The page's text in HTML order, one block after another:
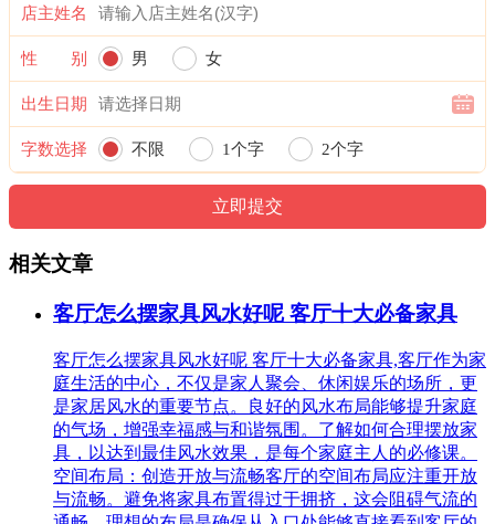
店主姓名
性 别 男 女
出生日期
字数选择 不限 1个字 2个字
相关文章
客厅怎么摆家具风水好呢 客厅十大必备家具
客厅怎么摆家具风水好呢 客厅十大必备家具,客厅作为家
庭生活的中心，不仅是家人聚会、休闲娱乐的场所，更
是家居风水的重要节点。良好的风水布局能够提升家庭
的气场，增强幸福感与和谐氛围。了解如何合理摆放家
具，以达到最佳风水效果，是每个家庭主人的必修课。
空间布局：创造开放与流畅客厅的空间布局应注重开放
与流畅。避免将家具布置得过于拥挤，这会阻碍气流的